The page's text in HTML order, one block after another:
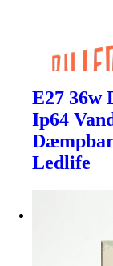
E27 36w
Ip64
Ledlife